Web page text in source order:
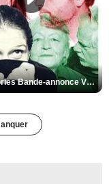
Home stories Bande-annonce VO STFR